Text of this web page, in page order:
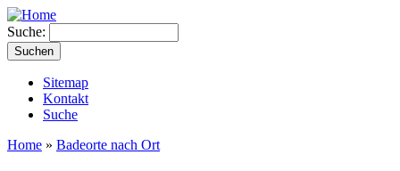
Suche:
Sitemap
Kontakt
Suche
Home » Badeorte nach Ort